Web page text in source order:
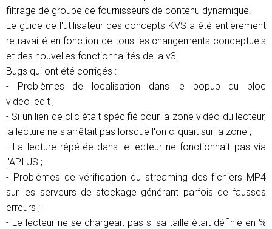
filtrage de groupe de fournisseurs de contenu dynamique.
Le guide de l'utilisateur des concepts KVS a été entièrement
retravaillé en fonction de tous les changements conceptuels
et des nouvelles fonctionnalités de la v3.
Bugs qui ont été corrigés :
- Problèmes de localisation dans le popup du bloc
video_edit ;
- Si un lien de clic était spécifié pour la zone vidéo du lecteur,
la lecture ne s'arrêtait pas lorsque l'on cliquait sur la zone ;
- La lecture répétée dans le lecteur ne fonctionnait pas via
l'API JS ;
- Problèmes de vérification du streaming des fichiers MP4
sur les serveurs de stockage générant parfois de fausses
erreurs ;
- Le lecteur ne se chargeait pas si sa taille était définie en %